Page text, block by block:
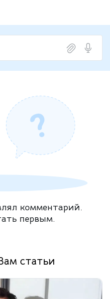
комментарий.
первым.
статьи